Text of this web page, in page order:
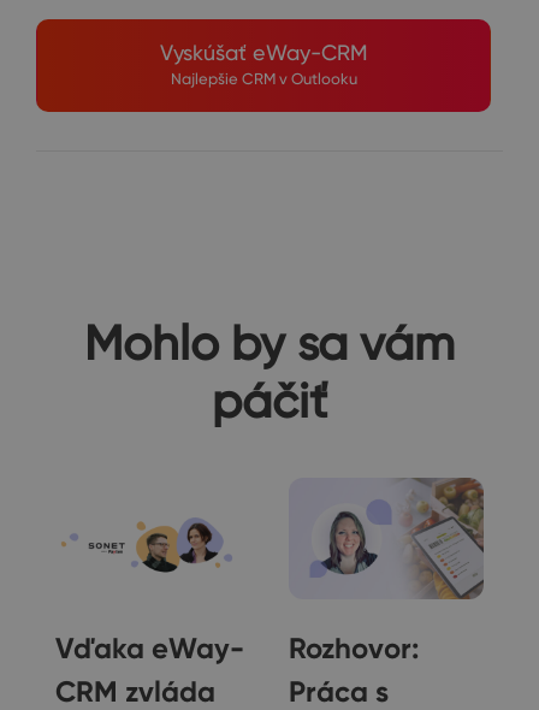
Vyskúšať eWay-CRM
Najlepšie CRM v Outlooku
Mohlo by sa vám
páčiť
Vďaka eWay-
CRM zvláda
Rozhovor:
Práca s